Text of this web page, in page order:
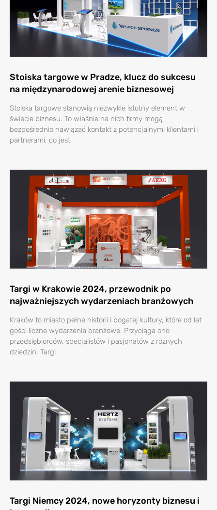
Stoiska targowe w Pradze, klucz do sukcesu
na międzynarodowej arenie biznesowej
Stoiska targowe stanowią niezwykle istotny element w
świecie biznesu. To właśnie na nich firmy mogą
bezpośrednio nawiązać kontakt z potencjalnymi klientami i
partnerami, co jest
Targi w Krakowie 2024, przewodnik po
najważniejszych wydarzeniach branżowych
Kraków to miasto pełne historii i bogatej kultury, które od lat
gości liczne wydarzenia branżowe. Przyciąga ono
przedsiębiorców, specjalistów i pasjonatów z różnych
dziedzin. Targi
Targi Niemcy 2024, nowe horyzonty biznesu i